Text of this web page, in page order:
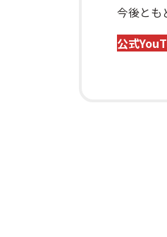
今後とも
公式